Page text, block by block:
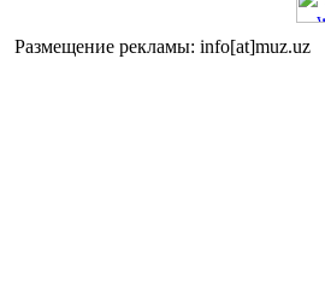
Размещение рекламы: info[at]muz.uz